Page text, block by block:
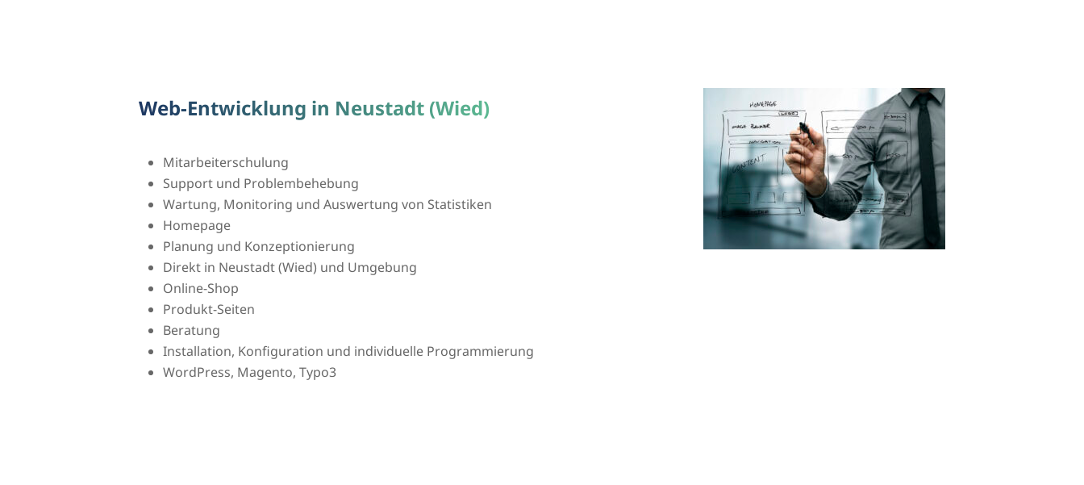
Web-Entwicklung in Neustadt (Wied)
Mitarbeiterschulung
Support und Problembehebung
Wartung, Monitoring und Auswertung von Statistiken
Homepage
Planung und Konzeptionierung
Direkt in Neustadt (Wied) und Umgebung
Online-Shop
Produkt-Seiten
Beratung
Installation, Konfiguration und individuelle Programmierung
WordPress, Magento, Typo3